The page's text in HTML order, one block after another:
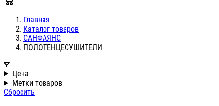
Главная
Каталог товаров
САНФАЯНС
ПОЛОТЕНЦЕСУШИТЕЛИ
Цена
Метки товаров
Сбросить